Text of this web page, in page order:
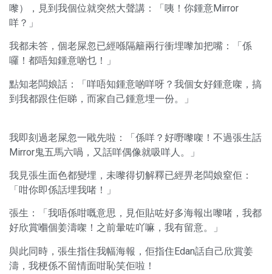
嚟），見到我個位就突然大聲講：「咦！你鍾意Mirror
咩？」
我都未答，個老屎忽已經喺隔籬兩行衝埋嚟加把嘴：「係
囉！都唔知鍾意啲乜！」
點知老闆娘話：「咩唔知鍾意啲咩呀？我個女好鍾意㗎，搞
到我都跟住佢睇，而家自己鍾意埋一份。」
我即刻過老屎忽一戙先啦：「係咩？好嘢嚟㗎！不過張生話
Mirror鬼五馬六喎，又話咩偶像就吸咩人。」
我見張生面色都變埋，未嚟得切解釋已經畀老闆娘窒佢：
「咁你即係話埋我啫！」
張生：「我唔係咁嘅意思，見佢貼咗好多海報出嚟啫，我都
好欣賞嗰個姜濤㗎！之前暈咗吖嘛，我有留意。」
與此同時，張生指住我幅海報，佢指住Edan話自己欣賞姜
濤，我梗係不留情面咁恥笑佢啦！